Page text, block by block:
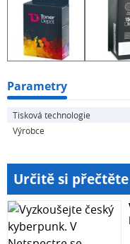
Parametry
Tisková technologie
Výrobce
Určitě si přečtěte